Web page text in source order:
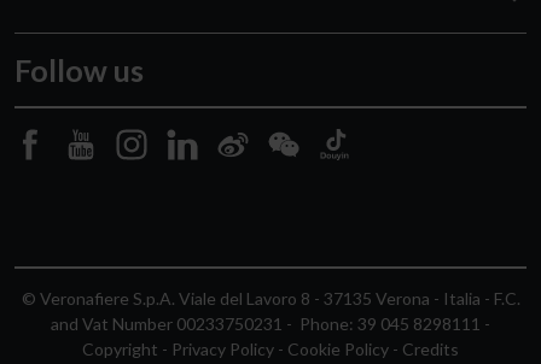
Follow us
© Veronafiere S.p.A. Viale del Lavoro 8 - 37135 Verona - Italia - F.C.
and Vat Number 00233750231 - Phone: 39 045 8298111 -
Copyright - Privacy Policy - Cookie Policy - Credits